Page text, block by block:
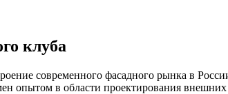
клуба
современного фасадного рынка в
опытом в области проектирования